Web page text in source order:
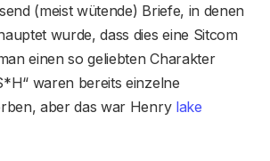
(meist wütende) Briefe, in denen
wurde, dass dies eine Sitcom
einen so geliebten Charakter
waren bereits einzelne
aber das war Henry lake